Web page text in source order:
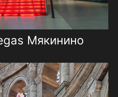
Мякинино